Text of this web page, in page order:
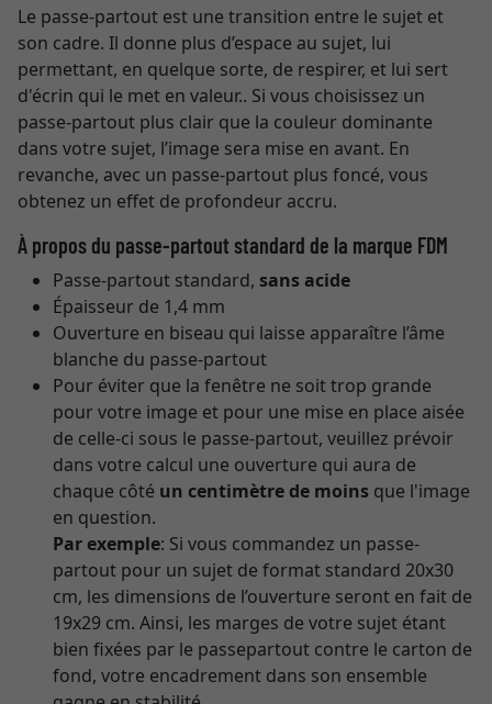
Le passe-partout est une transition entre le sujet et
son cadre. Il donne plus d’espace au sujet, lui
permettant, en quelque sorte, de respirer, et lui sert
d'écrin qui le met en valeur.. Si vous choisissez un
passe-partout plus clair que la couleur dominante
dans votre sujet, l’image sera mise en avant. En
revanche, avec un passe-partout plus foncé, vous
obtenez un effet de profondeur accru.
À propos du passe-partout standard de la marque FDM
Passe-partout standard, sans acide
Épaisseur de 1,4 mm
Ouverture en biseau qui laisse apparaître l’âme
blanche du passe-partout
Pour éviter que la fenêtre ne soit trop grande
pour votre image et pour une mise en place aisée
de celle-ci sous le passe-partout, veuillez prévoir
dans votre calcul une ouverture qui aura de
chaque côté un centimètre de moins que l'image
en question.
Par exemple: Si vous commandez un passe-
partout pour un sujet de format standard 20x30
cm, les dimensions de l’ouverture seront en fait de
19x29 cm. Ainsi, les marges de votre sujet étant
bien fixées par le passepartout contre le carton de
fond, votre encadrement dans son ensemble